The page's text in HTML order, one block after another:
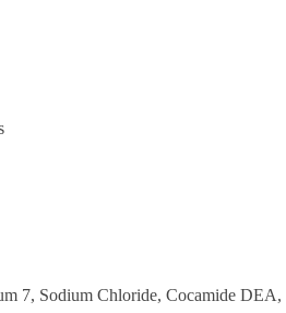
7, Sodium Chloride, Cocamide